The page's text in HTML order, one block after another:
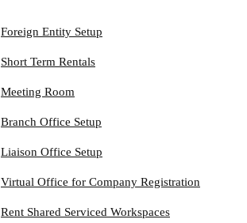
Foreign Entity Setup
Short Term Rentals
Meeting Room
Branch Office Setup
Liaison Office Setup
Virtual Office for Company Registration
Rent Shared Serviced Workspaces